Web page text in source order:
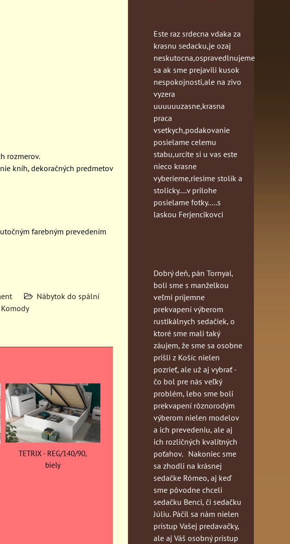
rozmerov.
kníh, dekoračných predmetov
farebným prevedením
Nábytok do spální
Komody
TETRIX - REG/140/90,
biely
Este raz srdecna vdaka za
krasnu sedacku,je ozaj
neskutocna,ospravedlnujeme
sa ak sme prejavili kusok
nespokojnosti,ale na zivo
vyzera
uuuuuuzasne,krasna
praca
vsetkych,podakovanie
posielame celemu
stabu,urcite si u vas este
nieco krasne
vyberieme,riesime stolík a
stolicky....v prilohe
posielame fotky.....s
laskou Ferjencikovci
Dobrý deň, pán Tornyai,
boli sme s manželkou
veľmi príjemne
prekvapení výberom
rustikálnych sedačiek, o
ktoré sme mali taký
záujem, že sme sa osobne
prišli z Košíc nielen
pozrieť, ale už aj vybrať -
čo bol pre nás veľký
problém, lebo sme boli
prekvapení rôznorodým
výberom nielen modelov
a ich prevedeniu, ale aj
ich rozličných kvalitných
poťahov. Nakoniec sme
sa zhodli na krásnej
sedačke Rómeo, aj keď
sme pôvodne chceli
sedačku Benci, či sedačku
Júliu. Páčil sa nám nielen
prístup Vašej predavačky,
ale aj Váš osobný prístup